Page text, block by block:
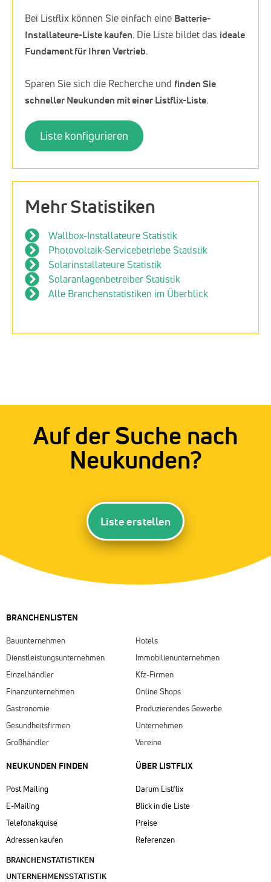
Bei Listflix können Sie einfach eine Batterie-
Installateure-Liste kaufen. Die Liste bildet das ideale
Fundament für Ihren Vertrieb.
Sparen Sie sich die Recherche und finden Sie
schneller Neukunden mit einer Listflix-Liste.
Liste konfigurieren
Mehr Statistiken
Wallbox-Installateure Statistik
Photovoltaik-Servicebetriebe Statistik
Solarinstallateure Statistik
Solaranlagenbetreiber Statistik
Alle Branchenstatistiken im Überblick
Auf der Suche nach
Neukunden?
Liste erstellen
BRANCHENLISTEN
Bauunternehmen
Dienstleistungsunternehmen
Einzelhändler
Finanzunternehmen
Gastronomie
Gesundheitsfirmen
Großhändler
Hotels
Immobilienunternehmen
Kfz-Firmen
Online Shops
Produzierendes Gewerbe
Unternehmen
Vereine
NEUKUNDEN FINDEN
Post Mailing
E-Mailing
Telefonakquise
Adressen kaufen
BRANCHENSTATISTIKEN
UNTERNEHMENSSTATISTIK
ÜBER LISTFLIX​
Darum Listflix
Blick in die Liste
Preise
Referenzen